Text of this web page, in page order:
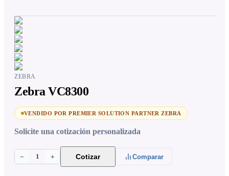
ZEBRA
Zebra VC8300
VENDIDO POR PREMIER SOLUTION PARTNER ZEBRA
Solicite una cotización personalizada
− 1 + Cotizar Comparar